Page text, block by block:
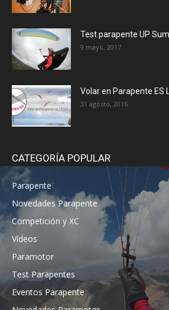
Test parapente UP
9 mayo, 2017
Volar en Parapente ES
31 agosto, 2016
CATEGORÍA POPULAR
Parapente
Novedades Parapente
Competición y XC
Vídeos
Paramotor
Test Parapentes
Eventos Parapente